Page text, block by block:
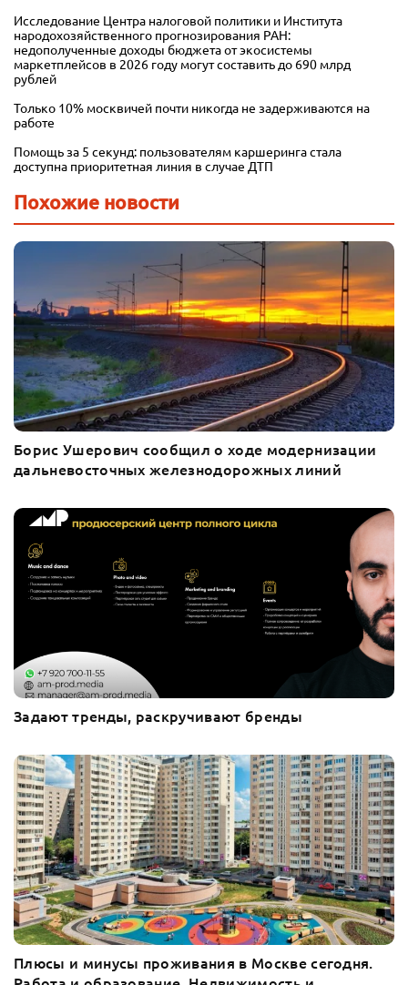
Исследование Центра налоговой политики и Института
народохозяйственного прогнозирования РАН:
недополученные доходы бюджета от экосистемы
маркетплейсов в 2026 году могут составить до 690 млрд
рублей
Только 10% москвичей почти никогда не задерживаются на
работе
Помощь за 5 секунд: пользователям каршеринга стала
доступна приоритетная линия в случае ДТП
Похожие новости
Борис Ушерович сообщил о ходе модернизации
дальневосточных железнодорожных линий
Задают тренды, раскручивают бренды
Плюсы и минусы проживания в Москве сегодня.